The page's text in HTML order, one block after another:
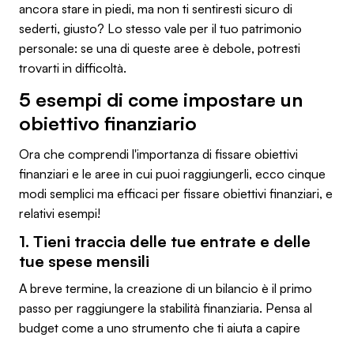
ancora stare in piedi, ma non ti sentiresti sicuro di
sederti, giusto? Lo stesso vale per il tuo patrimonio
personale: se una di queste aree è debole, potresti
trovarti in difficoltà.
5 esempi di come impostare un
obiettivo finanziario
Ora che comprendi l'importanza di fissare obiettivi
finanziari e le aree in cui puoi raggiungerli, ecco cinque
modi semplici ma efficaci per fissare obiettivi finanziari, e
relativi esempi!
1. Tieni traccia delle tue entrate e delle
tue spese mensili
A breve termine, la creazione di un bilancio è il primo
passo per raggiungere la stabilità finanziaria. Pensa al
budget come a uno strumento che ti aiuta a capire